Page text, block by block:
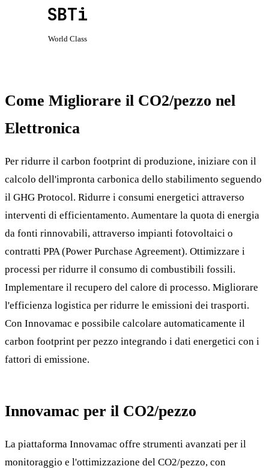
SBTi
World Class
Come Migliorare il CO2/pezzo nel
Elettronica
Per ridurre il carbon footprint di produzione, iniziare con il
calcolo dell'impronta carbonica dello stabilimento seguendo
il GHG Protocol. Ridurre i consumi energetici attraverso
interventi di efficientamento. Aumentare la quota di energia
da fonti rinnovabili, attraverso impianti fotovoltaici o
contratti PPA (Power Purchase Agreement). Ottimizzare i
processi per ridurre il consumo di combustibili fossili.
Implementare il recupero del calore di processo. Migliorare
l'efficienza logistica per ridurre le emissioni dei trasporti.
Con Innovamac e possibile calcolare automaticamente il
carbon footprint per pezzo integrando i dati energetici con i
fattori di emissione.
Innovamac per il CO2/pezzo
La piattaforma Innovamac offre strumenti avanzati per il
monitoraggio e l'ottimizzazione del CO2/pezzo, con